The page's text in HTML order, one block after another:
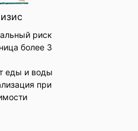
риск
более 3
еды и воды
при